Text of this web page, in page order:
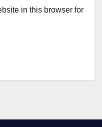
in this browser for